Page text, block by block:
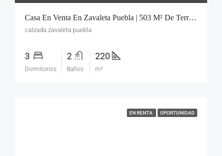
Casa En Venta En Zavaleta Puebla | 503 M² De Terreno | Ideal Para Oficinas, Consultorios O Inversión
calzada zavaleta puebla
3
Dormitorios
2
Baños
220
m²
EN RENTA OPORTUNIDAD